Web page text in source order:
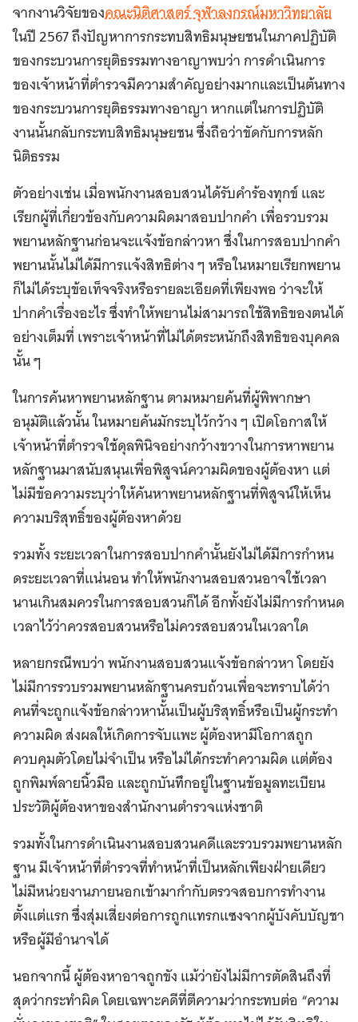
จากงานวิจัยของคณะนิติศาสตร์ จุฬาลงกรณ์มหาวิทยาลัย
ในปี 2567 ถึงปัญหาการกระทบสิทธิมนุษยชนในภาคปฏิบัติ
ของกระบวนการยุติธรรมทางอาญาพบว่า การดําเนินการ
ของเจ้าหน้าที่ตํารวจมีความสําคัญอย่างมากและเป็นต้นทาง
ของกระบวนการยุติธรรมทางอาญา หากแต่ในการปฏิบัติ
งานนั้นกลับกระทบสิทธิมนุษยชน ซึ่งถือว่าขัดกับการหลัก
นิติธรรม
ตัวอย่างเช่น เมื่อพนักงานสอบสวนได้รับคําร้องทุกข์ และ
เรียกผู้ที่เกี่ยวข้องกับความผิดมาสอบปากคํา เพื่อรวบรวม
พยานหลักฐานก่อนจะแจ้งข้อกล่าวหา ซึ่งในการสอบปากคํา
พยานนั้นไม่ได้มีการแจ้งสิทธิต่าง ๆ หรือในหมายเรียกพยาน
ก็ไม่ได้ระบุข้อเท็จจริงหรือรายละเอียดที่เพียงพอ ว่าจะให้
ปากคําเรื่องอะไร ซึ่งทําให้พยานไม่สามารถใช้สิทธิของตนได้
อย่างเต็มที่ เพราะเจ้าหน้าที่ไม่ได้ตระหนักถึงสิทธิของบุคคล
นั้น ๆ
ในการค้นหาพยานหลักฐาน ตามหมายค้นที่ผู้พิพากษา
อนุมัติแล้วนั้น ในหมายค้นมักระบุไว้กว้าง ๆ เปิดโอกาสให้
เจ้าหน้าที่ตำรวจใช้ดุลพินิจอย่างกว้างขวางในการหาพยาน
หลักฐานมาสนับสนุนเพื่อพิสูจน์ความผิดของผู้ต้องหา แต่
ไม่มีข้อความระบุว่าให้ค้นหาพยานหลักฐานที่พิสูจน์ให้เห็น
ความบริสุทธิ์ของผู้ต้องหาด้วย
รวมทั้ง ระยะเวลาในการสอบปากคำนั้นยังไม่ได้มีการกําหน
ดระยะเวลาที่แน่นอน ทำให้พนักงานสอบสวนอาจใช้เวลา
นานเกินสมควรในการสอบสวนก็ได้ อีกทั้งยังไม่มีการกําหนด
เวลาไว้ว่าควรสอบสวนหรือไม่ควรสอบสวนในเวลาใด
หลายกรณีพบว่า พนักงานสอบสวนแจ้งข้อกล่าวหา โดยยัง
ไม่มีการรวบรวมพยานหลักฐานครบถ้วนเพื่อจะทราบได้ว่า
คนที่จะถูกแจ้งข้อกล่าวหานั้นเป็นผู้บริสุทธิ์หรือเป็นผู้กระทํา
ความผิด ส่งผลให้เกิดการจับแพะ ผู้ต้องหามีโอกาสถูก
ควบคุมตัวโดยไม่จําเป็น หรือไม่ได้กระทําความผิด แต่ต้อง
ถูกพิมพ์ลายนิ้วมือ และถูกบันทึกอยู่ในฐานข้อมูลทะเบียน
ประวัติผู้ต้องหาของสํานักงานตํารวจแห่งชาติ
รวมทั้งในการดำเนินงานสอบสวนคดีและรวบรวมพยานหลัก
ฐาน มีเจ้าหน้าที่ตำรวจที่ทำหน้าที่เป็นหลักเพียงฝ่ายเดียว
ไม่มีหน่วยงานภายนอกเข้ามากำกับตรวจสอบการทำงาน
ตั้งแต่แรก ซึ่งสุ่มเสี่ยงต่อการถูกแทรกแซงจากผู้บังคับบัญชา
หรือผู้มีอำนาจได้
นอกจากนี้ ผู้ต้องหาอาจถูกขัง แม้ว่ายังไม่มีการตัดสินถึงที่
สุดว่ากระทำผิด โดยเฉพาะคดีที่ตีความว่ากระทบต่อ “ความ